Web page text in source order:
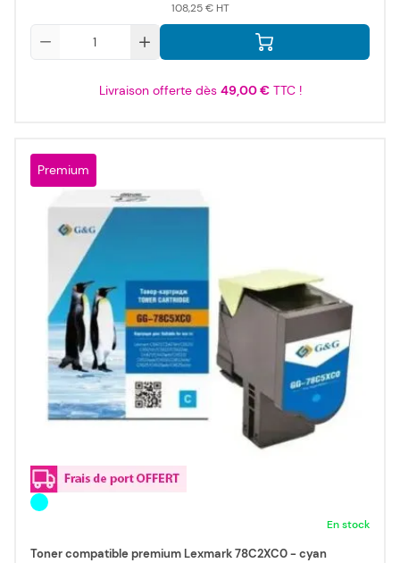
108,25 €
Livraison offerte dès 49,00 €TTC !
Premium
En stock
Toner compatible premium Lexmark 78C2XC0 - cyan